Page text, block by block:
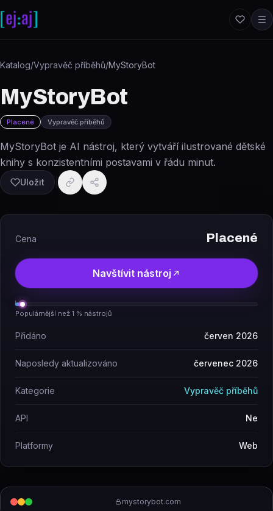
Katalog/Vypravěč příběhů/MyStoryBot
MyStoryBot
Placené Vypravěč příběhů
MyStoryBot je AI nástroj, který vytváří ilustrované dětské
knihy s konzistentními postavami v řádu minut.
Uložit
mystorybot.com
Cena Placené
Navštívit nástroj
Populárnější než 1 % nástrojů
Přidáno červen 2026
Naposledy aktualizováno červenec 2026
Kategorie Vypravěč příběhů
API Ne
Platformy Web